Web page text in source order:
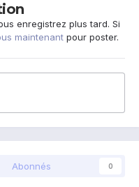
enregistrez plus tard. Si
maintenant pour poster.
Abonnés 0